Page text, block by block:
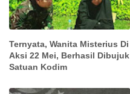
Ternyata, Wanita Misterius Di
Aksi 22 Mei, Berhasil Dibujuk
Satuan Kodim